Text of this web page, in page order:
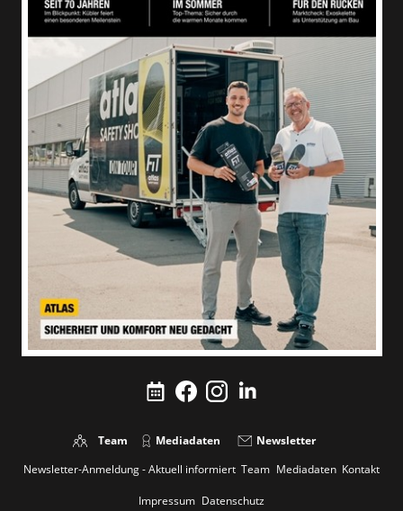
Team Mediadaten
Newsletter
Newsletter-Anmeldung - Aktuell informiert Team Mediadaten Kontakt
Impressum Datenschutz